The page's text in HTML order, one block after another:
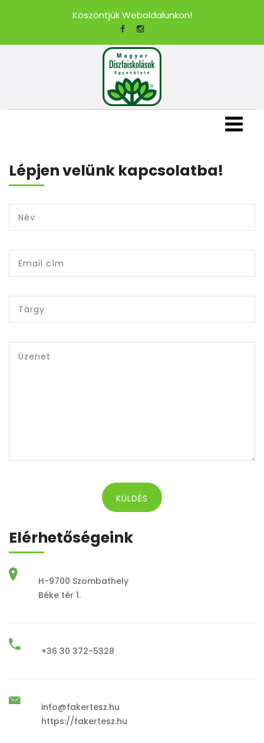
Köszöntjük Weboldalunkon!
Lépjen velünk kapcsolatba!
KÜLDÉS
Elérhetőségeink
H-9700 Szombathely
Béke tér 1.
+36 30 372-5328
info@fakertesz.hu
https://fakertesz.hu